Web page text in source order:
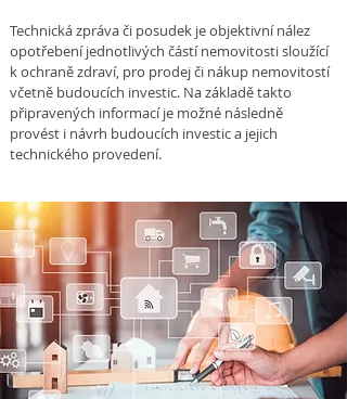
Technická zpráva či posudek je objektivní nález
opotřebení jednotlivých částí nemovitosti sloužící
k ochraně zdraví, pro prodej či nákup nemovitostí
včetně budoucích investic. Na základě takto
připravených informací je možné následně
provést i návrh budoucích investic a jejich
technického provedení.